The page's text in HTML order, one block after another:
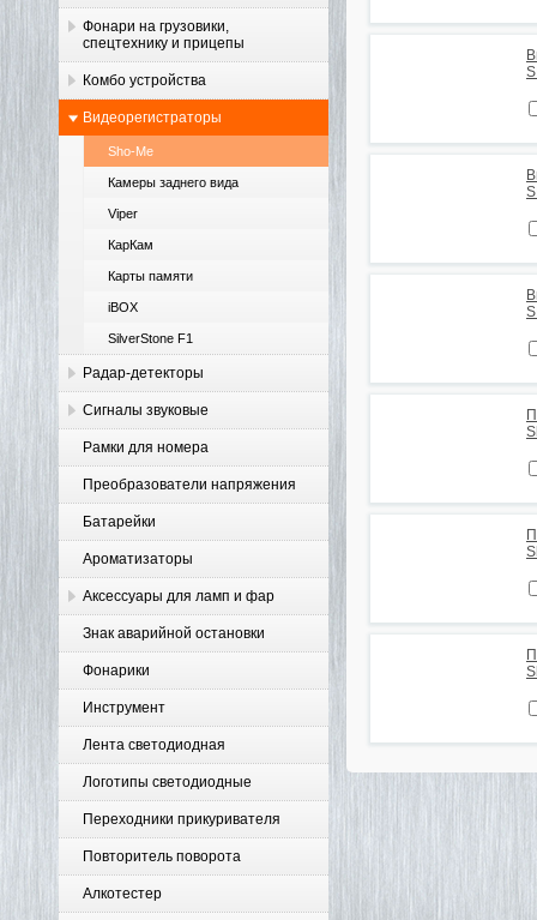
Фонари на грузовики,
спецтехнику и прицепы
Комбо устройства
Видеорегистраторы
Sho-Me
Камеры заднего вида
Viper
КарКам
Карты памяти
iBOX
SilverStone F1
Радар-детекторы
Сигналы звуковые
Рамки для номера
Преобразователи напряжения
Батарейки
Ароматизаторы
Аксессуары для ламп и фар
Знак аварийной остановки
Фонарики
Инструмент
Лента светодиодная
Логотипы светодиодные
Переходники прикуривателя
Повторитель поворота
Алкотестер